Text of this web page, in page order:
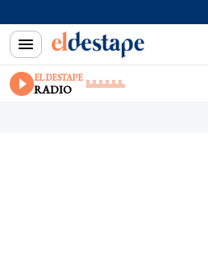
EL DESTAPE
RADIO